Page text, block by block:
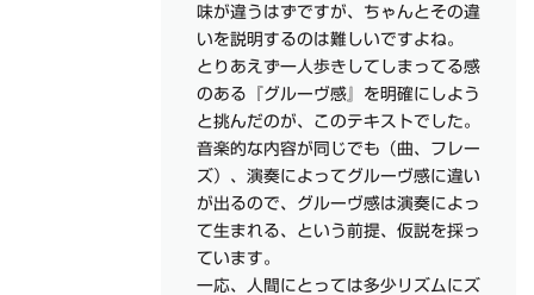
味が違うはずですが、ちゃんとその違
いを説明するのは難しいですよね。
とりあえず一人歩きしてしまってる感
のある『グルーヴ感』を明確にしよう
と挑んだのが、このテキストでした。
音楽的な内容が同じでも（曲、フレー
ズ）、演奏によってグルーヴ感に違い
が出るので、グルーヴ感は演奏によっ
て生まれる、という前提、仮説を採っ
ています。
一応、人間にとっては多少リズムにズ